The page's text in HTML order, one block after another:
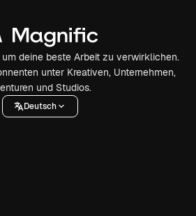
deine beste Arbeit zu verwirklichen.
unter Kreativen, Unternehmen,
und Studios.
Deutsch